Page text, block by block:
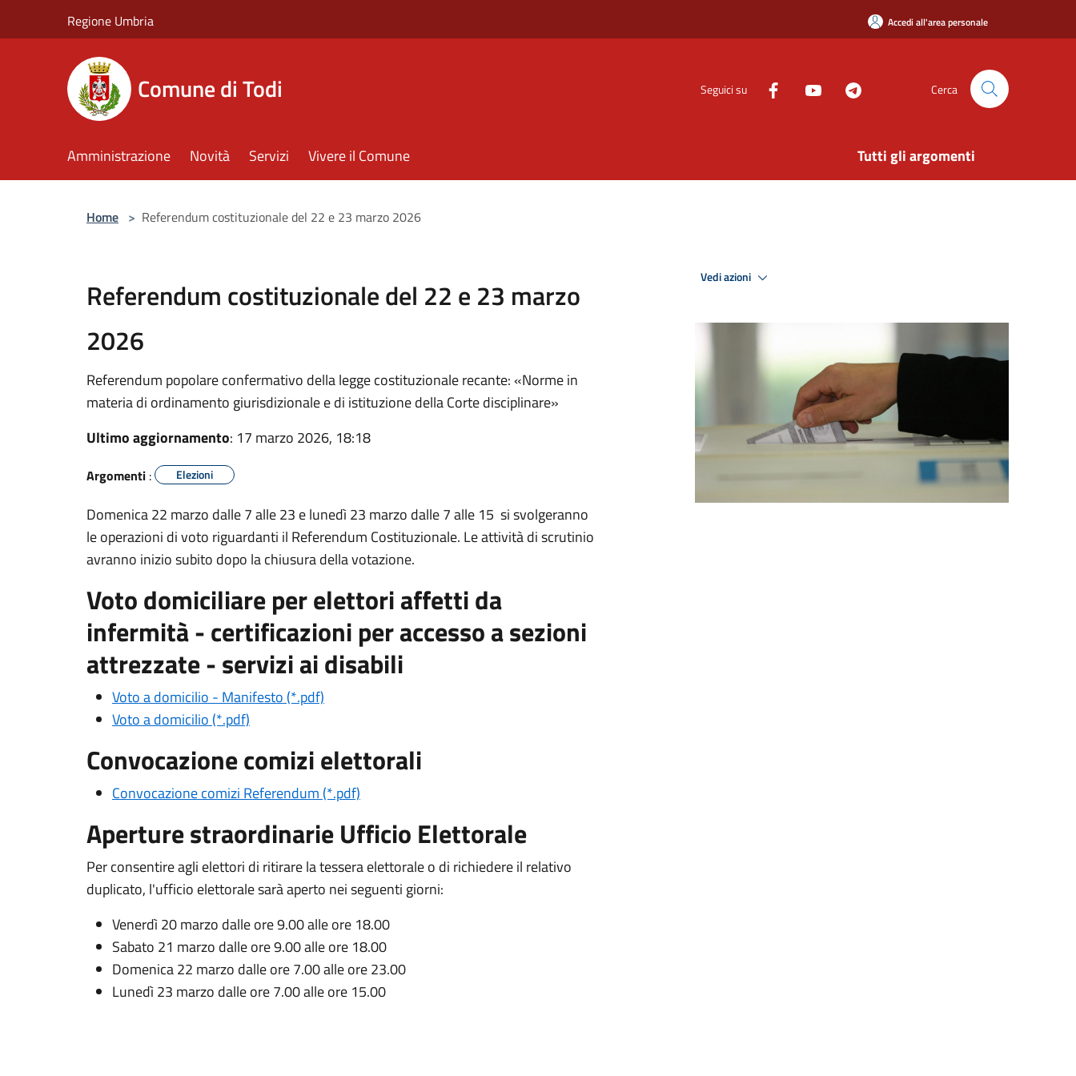
Regione Umbria Accedi all'area personale
Comune di Todi Seguici su Cerca
Amministrazione Novità Servizi Vivere il Comune Tutti gli argomenti
Home > Referendum costituzionale del 22 e 23 marzo 2026
Referendum costituzionale del 22 e 23 marzo
2026
Referendum popolare confermativo della legge costituzionale recante: «Norme in
materia di ordinamento giurisdizionale e di istituzione della Corte disciplinare»
Ultimo aggiornamento: 17 marzo 2026, 18:18
Argomenti : Elezioni
Domenica 22 marzo dalle 7 alle 23 e lunedì 23 marzo dalle 7 alle 15 si svolgeranno
le operazioni di voto riguardanti il Referendum Costituzionale. Le attività di scrutinio
avranno inizio subito dopo la chiusura della votazione.
Voto domiciliare per elettori affetti da
infermità - certificazioni per accesso a sezioni
attrezzate - servizi ai disabili
Voto a domicilio - Manifesto (*.pdf)
Voto a domicilio (*.pdf)
Convocazione comizi elettorali
Convocazione comizi Referendum (*.pdf)
Aperture straordinarie Ufficio Elettorale
Per consentire agli elettori di ritirare la tessera elettorale o di richiedere il relativo
duplicato, l'ufficio elettorale sarà aperto nei seguenti giorni:
Venerdì 20 marzo dalle ore 9.00 alle ore 18.00
Sabato 21 marzo dalle ore 9.00 alle ore 18.00
Domenica 22 marzo dalle ore 7.00 alle ore 23.00
Lunedì 23 marzo dalle ore 7.00 alle ore 15.00
Vedi azioni